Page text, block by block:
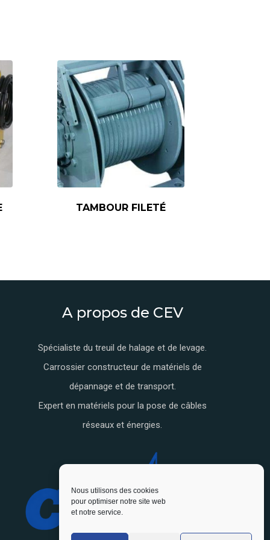
Nous utilisons des cookies
pour optimiser notre site web
et notre service.
TAMBOUR FILETÉ
A propos de CEV
Spécialiste du treuil de halage et de levage.
Carrossier constructeur de matériels de
dépannage et de transport.
Expert en matériels pour la pose de câbles
réseaux et énergies.